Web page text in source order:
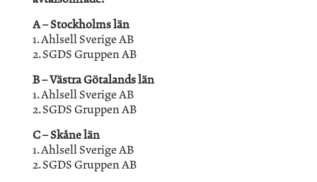
A – Stockholms län
1. Ahlsell Sverige AB
2. SGDS Gruppen AB
B – Västra Götalands län
1. Ahlsell Sverige AB
2. SGDS Gruppen AB
C – Skåne län
1. Ahlsell Sverige AB
2. SGDS Gruppen AB